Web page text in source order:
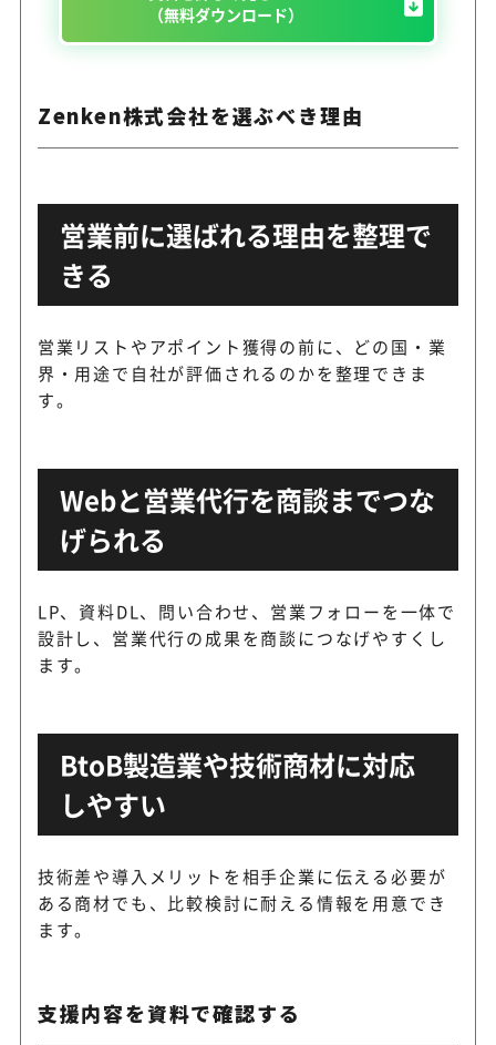
（無料ダウンロード）
Zenken株式会社を選ぶべき理由
営業前に選ばれる理由を整理で
きる
営業リストやアポイント獲得の前に、どの国・業
界・用途で自社が評価されるのかを整理できま
す。
Webと営業代行を商談までつな
げられる
LP、資料DL、問い合わせ、営業フォローを一体で
設計し、営業代行の成果を商談につなげやすくし
ます。
BtoB製造業や技術商材に対応
しやすい
技術差や導入メリットを相手企業に伝える必要が
ある商材でも、比較検討に耐える情報を用意でき
ます。
支援内容を資料で確認する